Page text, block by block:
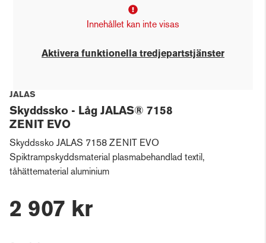
Innehållet kan inte visas
Aktivera funktionella tredjepartstjänster
JALAS
Skyddssko - Låg JALAS® 7158
ZENIT EVO
Skyddssko JALAS 7158 ZENIT EVO
Spiktrampskyddsmaterial plasmabehandlad textil,
tåhättematerial aluminium
2 907 kr